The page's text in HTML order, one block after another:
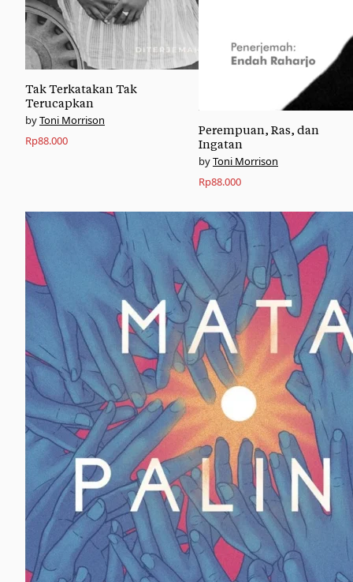
Tak Terkatakan Tak
Terucapkan
Toni Morrison
Rp88.000
Perempuan, Ras, dan
Ingatan
Toni Morrison
Rp88.000